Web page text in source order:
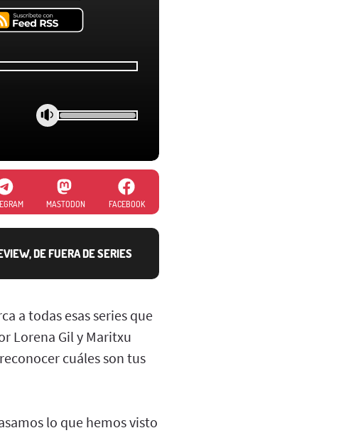
MASTODON FACEBOOK
DE FUERA DE SERIES
a todas esas series que
Lorena Gil y Maritxu
cuáles son tus
lo que hemos visto